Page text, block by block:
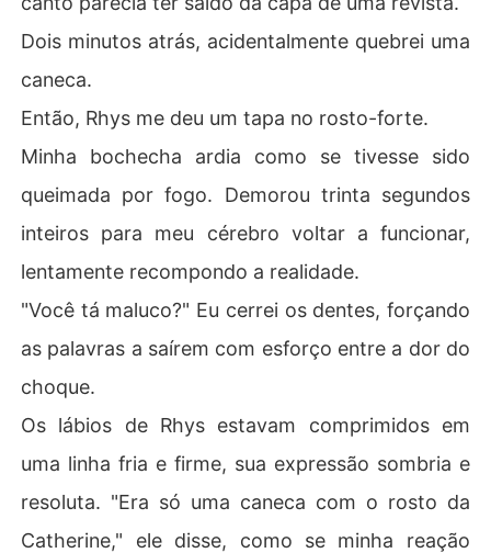
Obviamente, eu precisava de álcool. Muito álcool.
E foi aí que ele apareceu.
m que te faz querer pecar só pela presença. Eu o tinha e
ncontrado apenas uma vez antes, e naquela noite, por a
heio de autocomiseração. Então fiz a única coisa lógica:
o arrastei para um quarto de hotel e arranquei suas rou
Foi imprudente. Foi estúpido. Foi completamente desac
onselhável.
Mas também foi: O melhor sexo da minha vida.
E, como se descobriu, a melhor decisão que eu já tomei.
Porque meu caso de uma noite não é apenas um cara q
ualquer. Ele é mais rico que Rhys, mais poderoso que to
da a minha família, e definitivamente mais perigoso do
que eu deveria estar "brincando".
E agora, ele não vai me deixar ir embora.
Dois minutos atrás, acidentalmente quebrei uma
caneca.
Então, Rhys me deu um tapa no rosto-forte.
Minha bochecha ardia como se tivesse sido
queimada por fogo. Demorou trinta segundos
inteiros para meu cérebro voltar a funcionar,
lentamente recompondo a realidade.
"Você tá maluco?" Eu cerrei os dentes, forçando
as palavras a saírem com esforço entre a dor do
choque.
Os lábios de Rhys estavam comprimidos em
uma linha fria e firme, sua expressão sombria e
resoluta. "Era só uma caneca com o rosto da
Catherine," ele disse, como se minha reação